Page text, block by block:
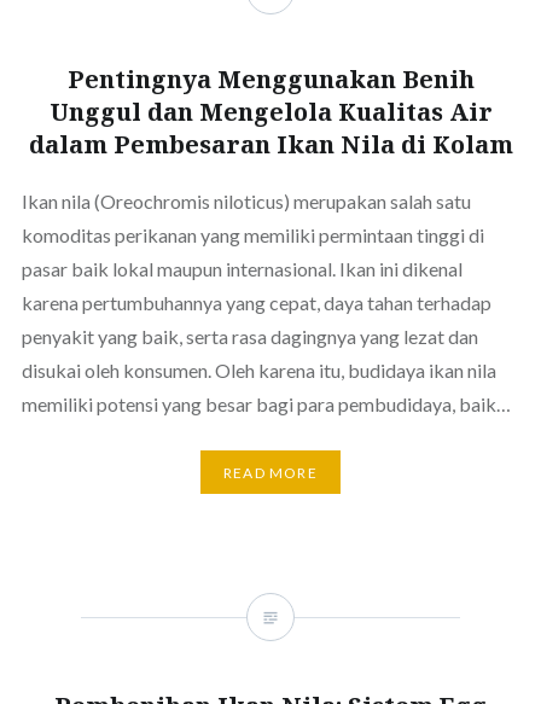
Pentingnya Menggunakan Benih
Unggul dan Mengelola Kualitas Air
dalam Pembesaran Ikan Nila di Kolam
Ikan nila (Oreochromis niloticus) merupakan salah satu
komoditas perikanan yang memiliki permintaan tinggi di
pasar baik lokal maupun internasional. Ikan ini dikenal
karena pertumbuhannya yang cepat, daya tahan terhadap
penyakit yang baik, serta rasa dagingnya yang lezat dan
disukai oleh konsumen. Oleh karena itu, budidaya ikan nila
memiliki potensi yang besar bagi para pembudidaya, baik…
READ MORE